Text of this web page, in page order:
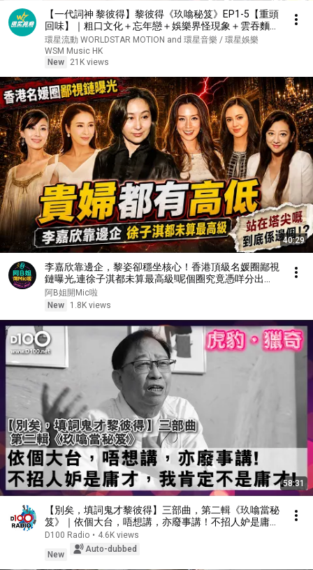
【一代詞神 黎彼得】黎彼得《玖噏秘笈》EP1-5【重頭
回味】｜粗口文化＋忘年戀＋娛樂界怪現象＋雲吞麵＋
名人飯局｜Peter哥單拖最初5集完整重溫
環星流動 WORLDSTAR MOTION and 環星音樂 / 環星娛樂
WSM Music HK
New
21K views
40:29
李嘉欣靠邊企，黎姿卻穩坐核心！香港頂級名媛圈鄙視
鏈曝光,連徐子淇都未算最高級!呢個圈究竟憑咩分出
「九等爵位」？！｜豪門解密 #香港名媛 #盤點
阿B姐開Mic啦
New
1.8K views
58:31
【別矣，填詞鬼才黎彼得】三部曲，第二輯《玖噏當秘
笈》｜依個大台，唔想講，亦廢事講！不招人妒是庸
才，我肯定不是庸才！︱虎豹獵奇｜主持：江少，嘉
賓：黎彼得
D100 Radio • 4.6K views
New
Auto-dubbed